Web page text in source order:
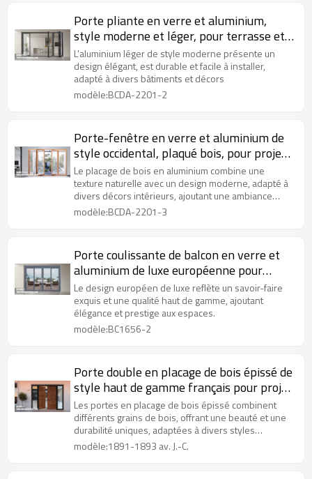
Porte pliante en verre et aluminium,
style moderne et léger, pour terrasse et
appartement
L'aluminium léger de style moderne présente un
design élégant, est durable et facile à installer,
adapté à divers bâtiments et décors
modèle:BCDA-2201-2
Porte-fenêtre en verre et aluminium de
style occidental, plaqué bois, pour projet
de villa
Le placage de bois en aluminium combine une
texture naturelle avec un design moderne, adapté à
divers décors intérieurs, ajoutant une ambiance
chaleureuse.
modèle:BCDA-2201-3
Porte coulissante de balcon en verre et
aluminium de luxe européenne pour
projet d'appartement
Le design européen de luxe reflète un savoir-faire
exquis et une qualité haut de gamme, ajoutant
élégance et prestige aux espaces.
modèle:BC1656-2
Porte double en placage de bois épissé de
style haut de gamme français pour projet
de villa
Les portes en placage de bois épissé combinent
différents grains de bois, offrant une beauté et une
durabilité uniques, adaptées à divers styles
d'intérieur.
modèle:1891-1893 av. J.-C.